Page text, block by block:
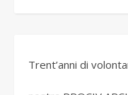
Trent’anni di